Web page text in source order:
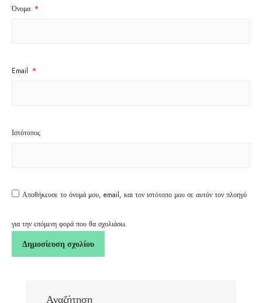
Όνομα *
Email *
Ιστότοπος
Αποθήκευσε το όνομά μου, email, και τον ιστότοπο μου σε αυτόν τον πλοηγό
για την επόμενη φορά που θα σχολιάσω.
Αναζήτηση